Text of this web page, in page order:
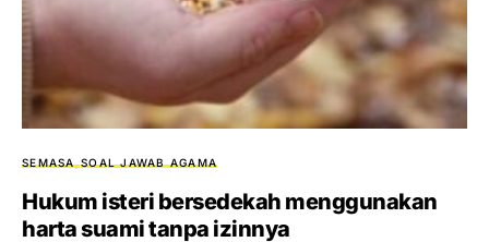
SEMASA SOAL JAWAB AGAMA
Hukum isteri bersedekah menggunakan
harta suami tanpa izinnya